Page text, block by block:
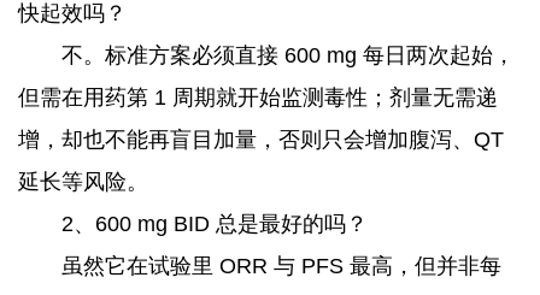
快起效吗？
不。标准方案必须直接 600 mg 每日两次起始，
但需在用药第 1 周期就开始监测毒性；剂量无需递
增，却也不能再盲目加量，否则只会增加腹泻、QT
延长等风险。
2、600 mg BID 总是最好的吗？
虽然它在试验里 ORR 与 PFS 最高，但并非每